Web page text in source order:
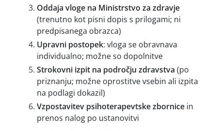
Oddaja vloge na Ministrstvo za zdravje
(trenutno kot pisni dopis s prilogami; ni
predpisanega obrazca)
Upravni postopek: vloga se obravnava
individualno; možne so dopolnitve
Strokovni izpit na področju zdravstva (po
priznanju; možne oprostitve vsebin ali izpita
na podlagi dokazil)
Vzpostavitev psihoterapevtske zbornice in
prenos nalog po ustanovitvi